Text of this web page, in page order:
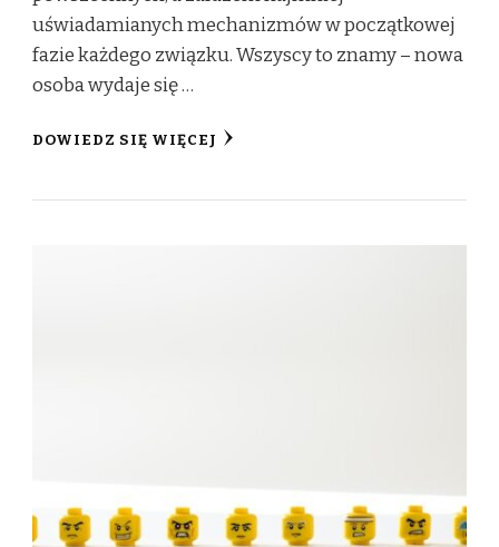
uświadamianych mechanizmów w początkowej
fazie każdego związku. Wszyscy to znamy – nowa
osoba wydaje się …
DOWIEDZ SIĘ WIĘCEJ